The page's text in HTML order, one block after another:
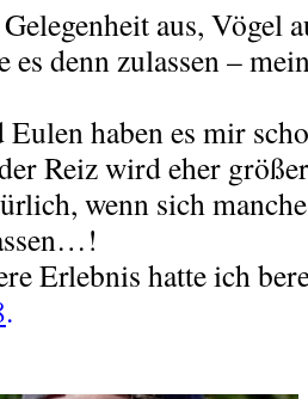
aus, Vögel
es denn zulassen –
haben es mir
Reiz wird eher
wenn sich
Erlebnis hatte ich
.